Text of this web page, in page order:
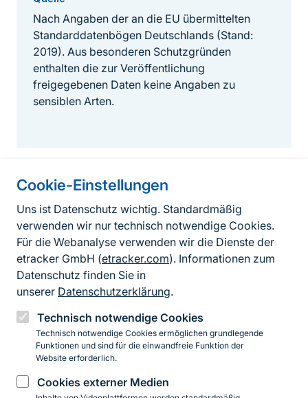
Cookie-Einstellungen
Uns ist Datenschutz wichtig. Standardmäßig
verwenden wir nur technisch notwendige Cookies.
Für die Webanalyse verwenden wir die Dienste der
etracker GmbH (etracker.com). Informationen zum
Datenschutz finden Sie in
unserer Datenschutzerklärung.
Technisch notwendige Cookies
Technisch notwendige Cookies ermöglichen grundlegende
Funktionen und sind für die einwandfreie Funktion der
Website erforderlich.
Cookies externer Medien
Nach Angaben der an die EU übermittelten
Standarddatenbögen Deutschlands (Stand:
2019). Aus besonderen Schutzgründen
enthalten die zur Veröffentlichung
freigegebenen Daten keine Angaben zu
sensiblen Arten.
Informationen zur Seite
FußzeileKontakt zum BfN
Kontaktformular
Erklärung zur Barrierefreiheit
Impressum
Datenschutz
InstagramFacebookYouTubeLinkedIn